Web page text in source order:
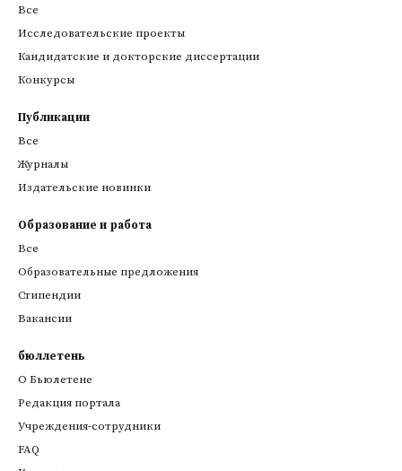
Все
Исследовательские проекты
Кандидатские и докторские диссертации
Конкурсы
Публикации
Все
Журналы
Издательские новинки
Образование и работа
Все
Образовательные предложения
Стипендии
Вакансии
бюллетень
О Бьюлетене
Редакция портала
Учреждения-сотрудники
FAQ